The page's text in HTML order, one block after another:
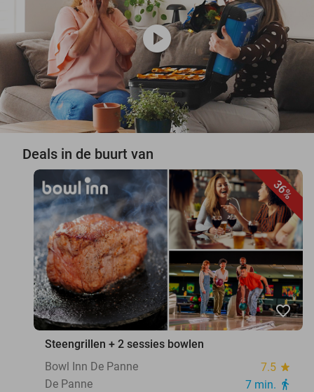
play_circle
Deals in de buurt van
36%
favorite_border
Steengrillen + 2 sessies bowlen
Bowl Inn De Panne
7.5 star
De Panne 7 min. directions_walk